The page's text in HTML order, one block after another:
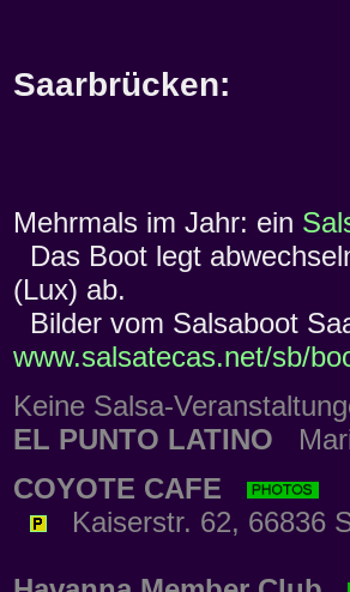
Saarbrücken:
Mehrmals im Jahr: ein
Das Boot legt
(Lux) ab.
Bilder vom Salsaboot
www.salsatecas.net/sb/
Keine Salsa-
EL PUNTO LATINO
COYOTE CAFE
Kaiserstr. 62, 66836